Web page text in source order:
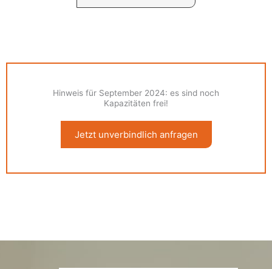
Hinweis für September 2024: es sind noch
Kapazitäten frei!
Jetzt unverbindlich anfragen